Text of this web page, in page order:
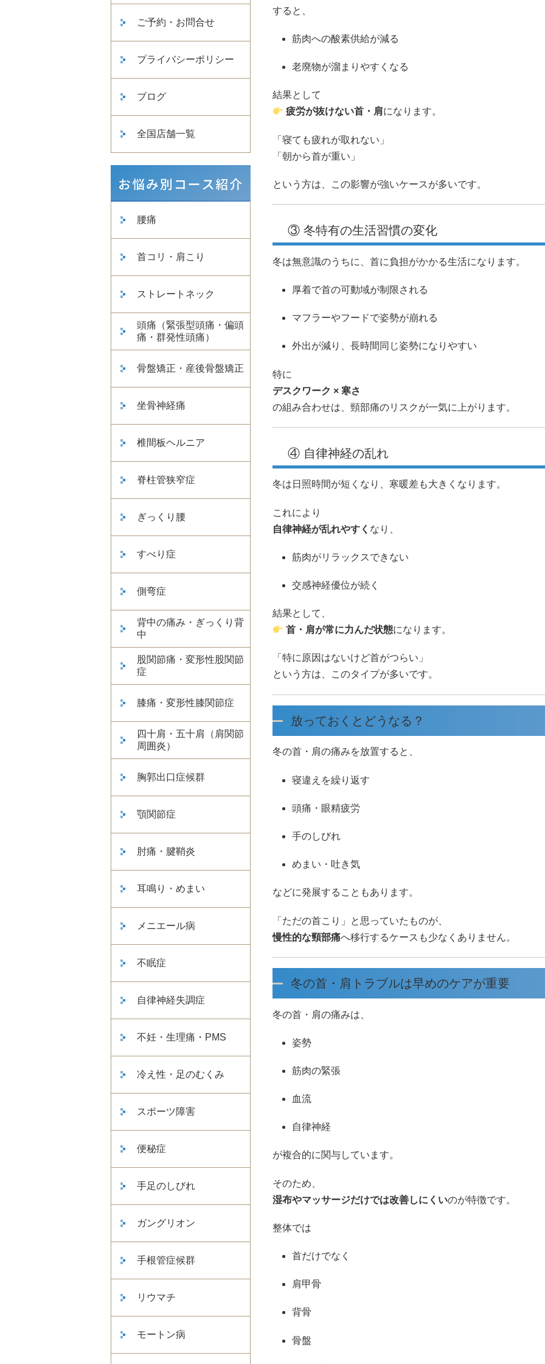
ご予約・お問合せ
プライバシーポリシー
ブログ
全国店舗一覧
腰痛
首コリ・肩こり
ストレートネック
頭痛（緊張型頭痛・偏頭
痛・群発性頭痛）
骨盤矯正・産後骨盤矯正
坐骨神経痛
椎間板ヘルニア
脊柱管狭窄症
ぎっくり腰
すべり症
側弯症
背中の痛み・ぎっくり背
中
股関節痛・変形性股関節
症
膝痛・変形性膝関節症
四十肩・五十肩（肩関節
周囲炎）
胸郭出口症候群
顎関節症
肘痛・腱鞘炎
耳鳴り・めまい
メニエール病
不眠症
自律神経失調症
不妊・生理痛・PMS
冷え性・足のむくみ
スポーツ障害
便秘症
手足のしびれ
ガングリオン
手根管症候群
リウマチ
モートン病
すると、
筋肉への酸素供給が減る
老廃物が溜まりやすくなる
結果として
疲労が抜けない首・肩になります。
「寝ても疲れが取れない」
「朝から首が重い」
という方は、この影響が強いケースが多いです。
③ 冬特有の生活習慣の変化
冬は無意識のうちに、首に負担がかかる生活になります。
厚着で首の可動域が制限される
マフラーやフードで姿勢が崩れる
外出が減り、長時間同じ姿勢になりやすい
特に
デスクワーク × 寒さ
の組み合わせは、頸部痛のリスクが一気に上がります。
④ 自律神経の乱れ
冬は日照時間が短くなり、寒暖差も大きくなります。
これにより
自律神経が乱れやすく なり、
筋肉がリラックスできない
交感神経優位が続く
結果として、
首・肩が常に力んだ状態になります。
「特に原因はないけど首がつらい」
という方は、このタイプが多いです。
放っておくとどうなる？
冬の首・肩の痛みを放置すると、
寝違えを繰り返す
頭痛・眼精疲労
手のしびれ
めまい・吐き気
などに発展することもあります。
「ただの首こり」と思っていたものが、
慢性的な頸部痛へ移行するケースも少なくありません。
冬の首・肩トラブルは早めのケアが重要
冬の首・肩の痛みは、
姿勢
筋肉の緊張
血流
自律神経
が複合的に関与しています。
そのため、
湿布やマッサージだけでは改善しにくいのが特徴です。
整体では
首だけでなく
肩甲骨
背骨
骨盤